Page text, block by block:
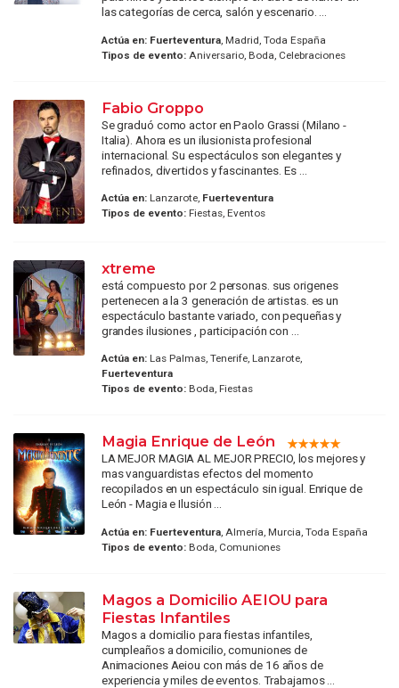
las categorías de cerca, salón y escenario. ...
Actúa en: Fuerteventura, Madrid, Toda España
Tipos de evento:Aniversario, Boda, Celebraciones
Fabio Groppo
Se graduó como actor en Paolo Grassi (Milano -
Italia). Ahora es un ilusionista profesional
internacional. Su espectáculos son elegantes y
refinados, divertidos y fascinantes. Es ...
Actúa en:Lanzarote, Fuerteventura
Tipos de evento:Fiestas, Eventos
xtreme
está compuesto por 2 personas. sus origenes
pertenecen a la 3 generación de artistas. es un
espectáculo bastante variado, con pequeñas y
grandes ilusiones , participación con ...
Actúa en:Las Palmas, Tenerife, Lanzarote,
Fuerteventura
Tipos de evento:Boda, Fiestas
Magia Enrique de León
LA MEJOR MAGIA AL MEJOR PRECIO, los mejores y
mas vanguardistas efectos del momento
recopilados en un espectáculo sin igual. Enrique de
León - Magia e Ilusión ...
Actúa en: Fuerteventura, Almería, Murcia, Toda España
Tipos de evento:Boda, Comuniones
Magos a Domicilio AEIOU para
Fiestas Infantiles
Magos a domicilio para fiestas infantiles,
cumpleaños a domicilio, comuniones de
Animaciones Aeiou con más de 16 años de
experiencia y miles de eventos. Trabajamos ...